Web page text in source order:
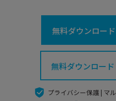
消えたデータ/ 誤削除した
スマホ
すべての機能を確認
詳しくは
Recoveritをよりよく活用
search
スマホで
無料ダウンロード
無料ダウンロード
プライバシー保護 | マ